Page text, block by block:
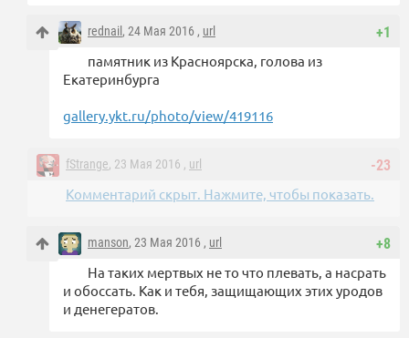
+1
rednail , 24 Мая 2016 , url
памятник из Красноярска, голова из
Екатеринбурга
gallery.ykt.ru/photo/view/419116
-23
fStrange, 23 Мая 2016 , url
Комментарий скрыт. Нажмите, чтобы показать.
+8
manson, 23 Мая 2016 , url
На таких мертвых не то что плевать, а насрать
и обоссать. Как и тебя, защищающих этих уродов
и денегератов.